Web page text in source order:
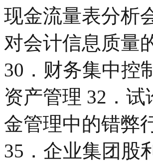
现金流量表分析
对会计信息质量
30．财务集中控
资产管理 32．
金管理中的错弊
35．企业集团股